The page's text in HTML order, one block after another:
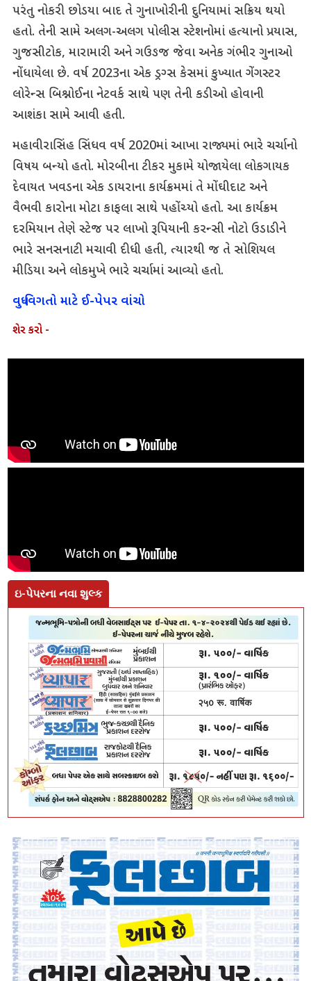
પરંતુ નોકરી છોડયા બાદ તે ગુનાખોરીની દુનિયામાં સક્રિય થયો
હતો. તેની સામે અલગ-અલગ પોલીસ સ્ટેશનોમાં હત્યાનો પ્રયાસ,
ગુજસીટોક, મારામારી અને ગઉઙજ જેવા અનેક ગંભીર ગુનાઓ
નોંધાયેલા છે. વર્ષ 2023ના એક ડ્રગ્સ કેસમાં કુખ્યાત ગેંગસ્ટર
લોરેન્સ બિશ્નોઈના નેટવર્ક સાથે પણ તેની કડીઓ હોવાની
આશંકા સામે આવી હતી.
મહાવીરાસિંહ સિંધવ વર્ષ 2020માં આખા રાજ્યમાં ભારે ચર્ચાનો
વિષય બન્યો હતો. મોરબીના ટીકર મુકામે યોજાયેલા લોકગાયક
દેવાયત ખવડના એક ડાયરાના કાર્યક્રમમાં તે મોંઘીદાટ અને
વૈભવી કારોના મોટા કાફલા સાથે પહોંચ્યો હતો. આ કાર્યક્રમ
દરમિયાન તેણે સ્ટેજ પર લાખો રૂપિયાની કરન્સી નોટો ઉડાડીને
ભારે સનસનાટી મચાવી દીધી હતી, ત્યારથી જ તે સોશિયલ
મીડિયા અને લોકમુખે ભારે ચર્ચામાં આવ્યો હતો.
વધુ વિગતો માટે ઈ-પેપર વાંચો
શેર કરો -
ઇ-પેપરના નવા શુલ્ક